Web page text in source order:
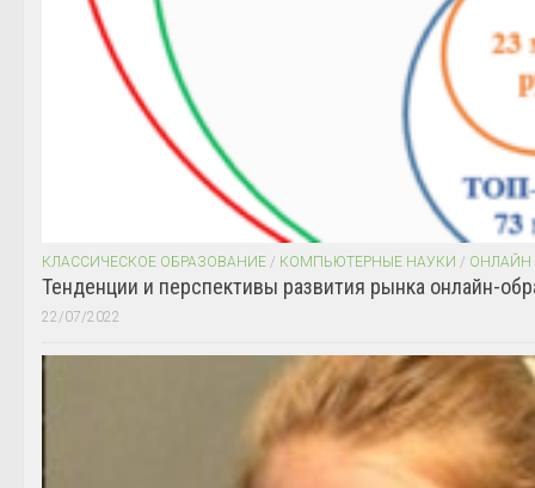
КЛАССИЧЕСКОЕ ОБРАЗОВАНИЕ / КОМПЬЮТЕРНЫЕ НАУКИ / ОНЛАЙН
Тенденции и перспективы развития рынка онлайн-
22/07/2022